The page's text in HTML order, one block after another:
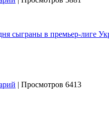
сыграны в премьер-лиге
| Просмотров 6413